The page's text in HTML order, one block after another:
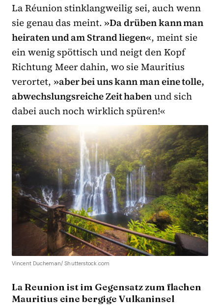
La Réunion stinklangweilig sei, auch wenn
sie genau das meint. »Da drüben kann man
heiraten und am Strand liegen«, meint sie
ein wenig spöttisch und neigt den Kopf
Richtung Meer dahin, wo sie Mauritius
verortet, »aber bei uns kann man eine tolle,
abwechslungsreiche Zeit habenund sich
dabei auch noch wirklich spüren!«
Vincent Ducheman/ Shutterstock.com
La Reunion ist im Gegensatz zum flachen
Mauritius eine bergige Vulkaninsel